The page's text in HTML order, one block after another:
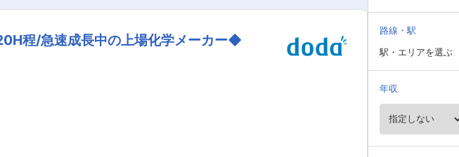
程/急速成長中の上場化学メーカー◆
路線・駅
駅・エリアを選ぶ
年収